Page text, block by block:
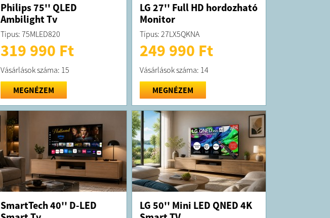
Philips 75'' QLED
Ambilight Tv
Tipus: 75MLED820
319 990 Ft
Vásárlások száma: 15
MEGNÉZEM
LG 27'' Full HD hordozható
Monitor
Típus: 27LX5QKNA
249 990 Ft
Vásárlások száma: 14
MEGNÉZEM
SmartTech 40'' D-LED
LG 50'' Mini LED QNED 4K